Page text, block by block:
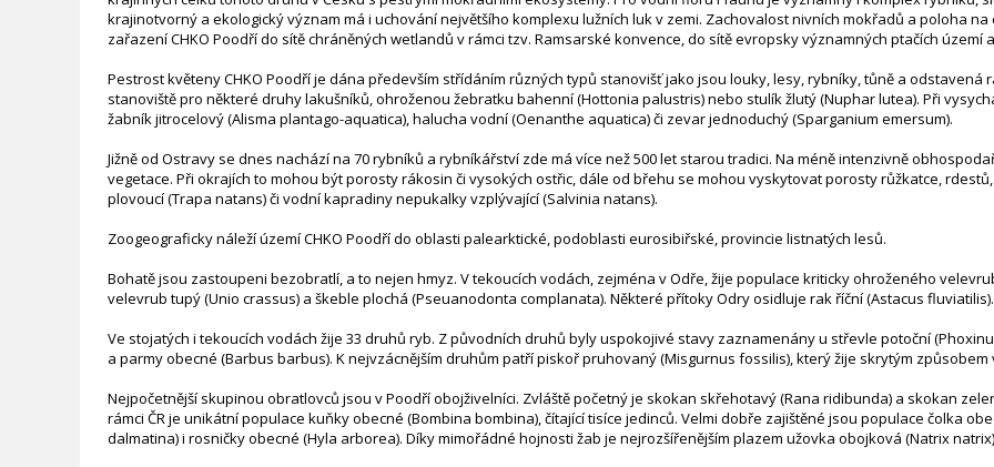
krajinotvorný a ekologický význam má i uchování největšího komplexu lužních luk v zemi. Zachovalost nivních mokřadů a poloha
zařazení CHKO Poodří do sítě chráněných wetlandů v rámci tzv. Ramsarské konvence, do sítě evropsky významných ptačích území
Pestrost květeny CHKO Poodří je dána především střídáním různých typů stanovišť jako jsou louky, lesy, rybníky, tůně a
stanoviště pro některé druhy lakušníků, ohroženou žebratku bahenní (Hottonia palustris) nebo stulík žlutý (Nuphar lutea). Při
žabník jitrocelový (Alisma plantago-aquatica), halucha vodní (Oenanthe aquatica) či zevar jednoduchý (Sparganium emersum).
Jižně od Ostravy se dnes nachází na 70 rybníků a rybníkářství zde má více než 500 let starou tradici. Na méně intenzivně
vegetace. Při okrajích to mohou být porosty rákosin či vysokých ostřic, dále od břehu se mohou vyskytovat porosty růžkatce,
plovoucí (Trapa natans) či vodní kapradiny nepukalky vzplývající (Salvinia natans).
Zoogeograficky náleží území CHKO Poodří do oblasti palearktické, podoblasti eurosibiřské, provincie listnatých lesů.
Bohatě jsou zastoupeni bezobratlí, a to nejen hmyz. V tekoucích vodách, zejména v Odře, žije populace kriticky ohroženého
velevrub tupý (Unio crassus) a škeble plochá (Pseuanodonta complanata). Některé přítoky Odry osidluje rak říční (Astacus fluviatilis).
Ve stojatých i tekoucích vodách žije 33 druhů ryb. Z původních druhů byly uspokojivé stavy zaznamenány u střevle potoční
a parmy obecné (Barbus barbus). K nejvzácnějším druhům patří piskoř pruhovaný (Misgurnus fossilis), který žije skrytým
Nejpočetnější skupinou obratlovců jsou v Poodří obojživelníci. Zvláště početný je skokan skřehotavý (Rana ridibunda) a skokan
rámci ČR je unikátní populace kuňky obecné (Bombina bombina), čítající tisíce jedinců. Velmi dobře zajištěné jsou populace čolka
dalmatina) i rosničky obecné (Hyla arborea). Díky mimořádné hojnosti žab je nejrozšířenějším plazem užovka obojková (Natrix